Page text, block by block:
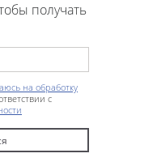
получать
на обработку
с